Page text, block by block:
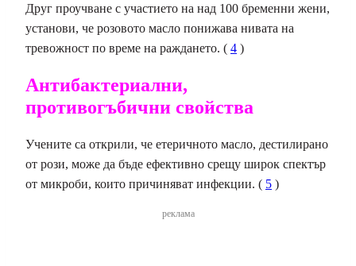
Друг проучване с участието на над 100 бременни жени,
установи, че розовото масло понижава нивата на
тревожност по време на раждането. ( 4 )
Антибактериални,
противогъбични свойства
Учените са открили, че етеричното масло, дестилирано
от рози, може да бъде ефективно срещу широк спектър
от микроби, които причиняват инфекции. ( 5 )
реклама